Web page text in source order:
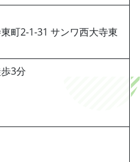
町2-1-31 サンワ西大寺東
3分